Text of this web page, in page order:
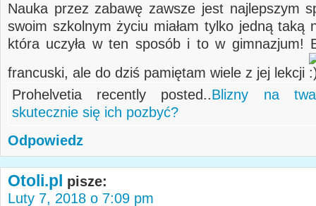
Nauka przez zabawę zawsze jest najlepszym
swoim szkolnym życiu miałam tylko jedną taką
która uczyła w ten sposób i to w gimnazjum!
francuski, ale do dziś pamiętam wiele z jej lekcji
Prohelvetia recently posted..Blizny na
skutecznie się ich pozbyć?
Odpowiedz
Otoli.pl pisze:
Luty 7, 2018 o 7:09 pm